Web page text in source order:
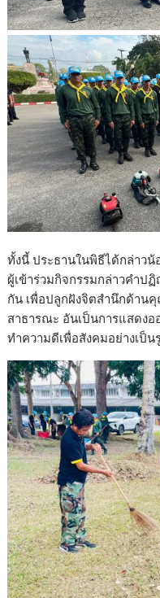
ทั้งนี้ ประธานในพิธีได้กล่าว
ผู้เข้าร่วมกิจกรรมกล่าวคำป
กัน เพื่อปลูกฝังจิตสำนึกด้าน
สาธารณะ อันเป็นการแสดง
ทำความดีเพื่อสังคมอย่างเป็น